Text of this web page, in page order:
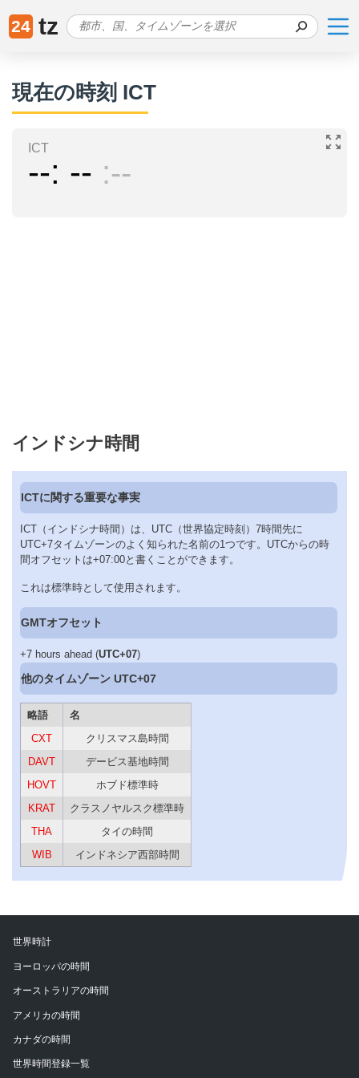
24 tz
現在の時刻 ICT
ICT
-- -- --
インドシナ時間
ICTに関する重要な事実
ICT（インドシナ時間）は、UTC（世界協定時刻）7時間先に
UTC+7タイムゾーンのよく知られた名前の1つです。UTCからの時
間オフセットは+07:00と書くことができます。
これは標準時として使用されます。
GMTオフセット
+7 hours ahead (UTC+07)
他のタイムゾーン UTC+07
略語
名
CXT
クリスマス島時間
DAVT
デービス基地時間
HOVT
ホブド標準時
KRAT
クラスノヤルスク標準時
THA
タイの時間
WIB
インドネシア西部時間
世界時計
ヨーロッパの時間
オーストラリアの時間
アメリカの時間
カナダの時間
世界時間登録一覧